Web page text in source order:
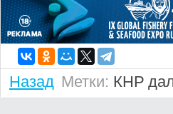
Назад Метки: КНР